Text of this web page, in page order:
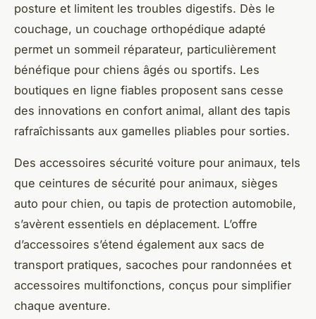
posture et limitent les troubles digestifs. Dès le
couchage, un couchage orthopédique adapté
permet un sommeil réparateur, particulièrement
bénéfique pour chiens âgés ou sportifs. Les
boutiques en ligne fiables proposent sans cesse
des innovations en confort animal, allant des tapis
rafraîchissants aux gamelles pliables pour sorties.
Des accessoires sécurité voiture pour animaux, tels
que ceintures de sécurité pour animaux, sièges
auto pour chien, ou tapis de protection automobile,
s’avèrent essentiels en déplacement. L’offre
d’accessoires s’étend également aux sacs de
transport pratiques, sacoches pour randonnées et
accessoires multifonctions, conçus pour simplifier
chaque aventure.